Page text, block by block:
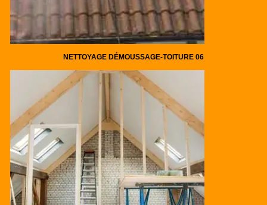
NETTOYAGE DÉMOUSSAGE-TOITURE 06